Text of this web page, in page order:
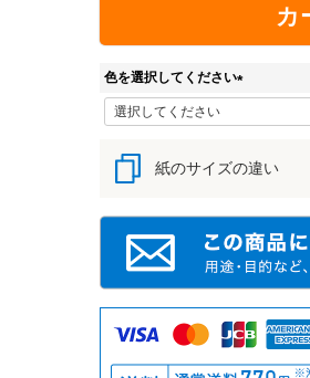
カ
色を選択してください
必
)
紙のサイズの違い